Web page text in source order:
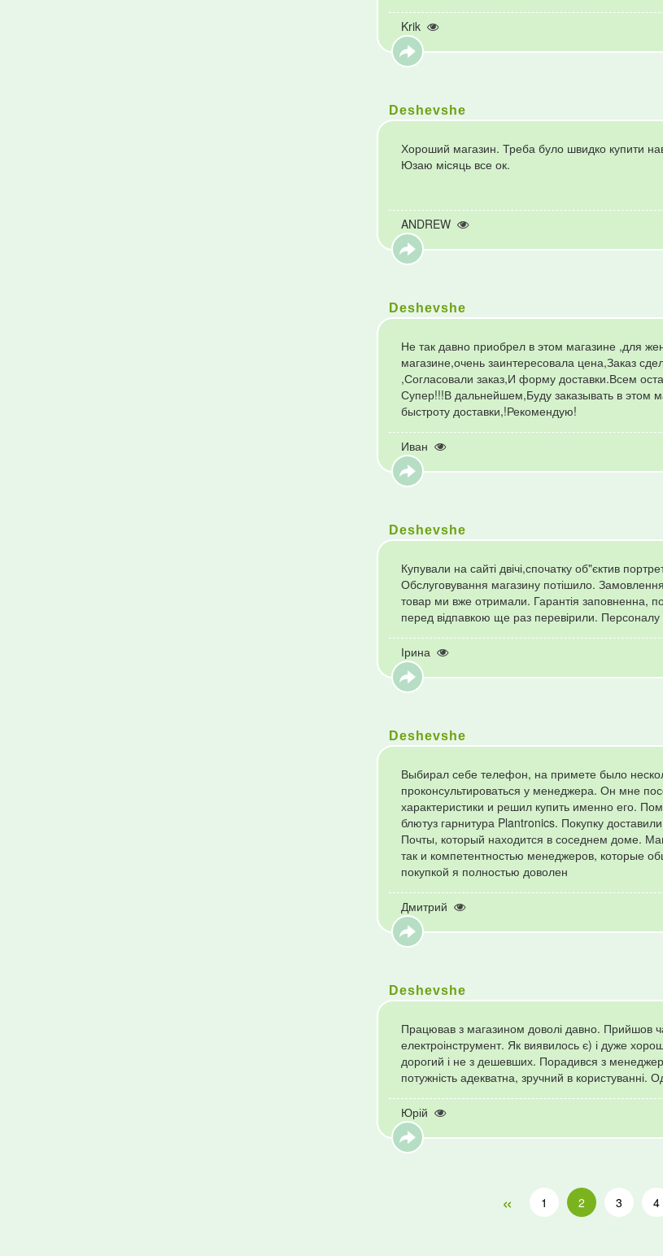
Krik
Deshevshe
Хороший магазин. Треба було швидко купити
Юзаю місяць все ок.
ANDREW
Deshevshe
Не так давно приобрел в этом магазине ,для
магазине,очень заинтересовала цена,Заказ
,Согласовали заказ,И форму доставки.Всем
Супер!!!В дальнейшем,Буду заказывать в этом
быстроту доставки,!Рекомендую!
Иван
Deshevshe
Купували на сайті двічі,спочатку об"єктив
Обслуговування магазину потішило.
товар ми вже отримали. Гарантія заповненна,
перед відпавкою ще раз перевірили.
Ірина
Deshevshe
Выбирал себе телефон, на примете было
проконсультироваться у менеджера. Он мне
характеристики и решил купить именно его.
блютуз гарнитура Plantronics. Покупку
Почты, который находится в соседнем доме.
так и компетентностью менеджеров, которые
покупкой я полностью доволен
Дмитрий
Deshevshe
Працював з магазином доволі давно. Прийшов
електроінструмент. Як виявилось є) і дуже
дорогий і не з дешевших. Порадився з
потужність адекватна, зручний в
Юрій
« 1 2 3 4